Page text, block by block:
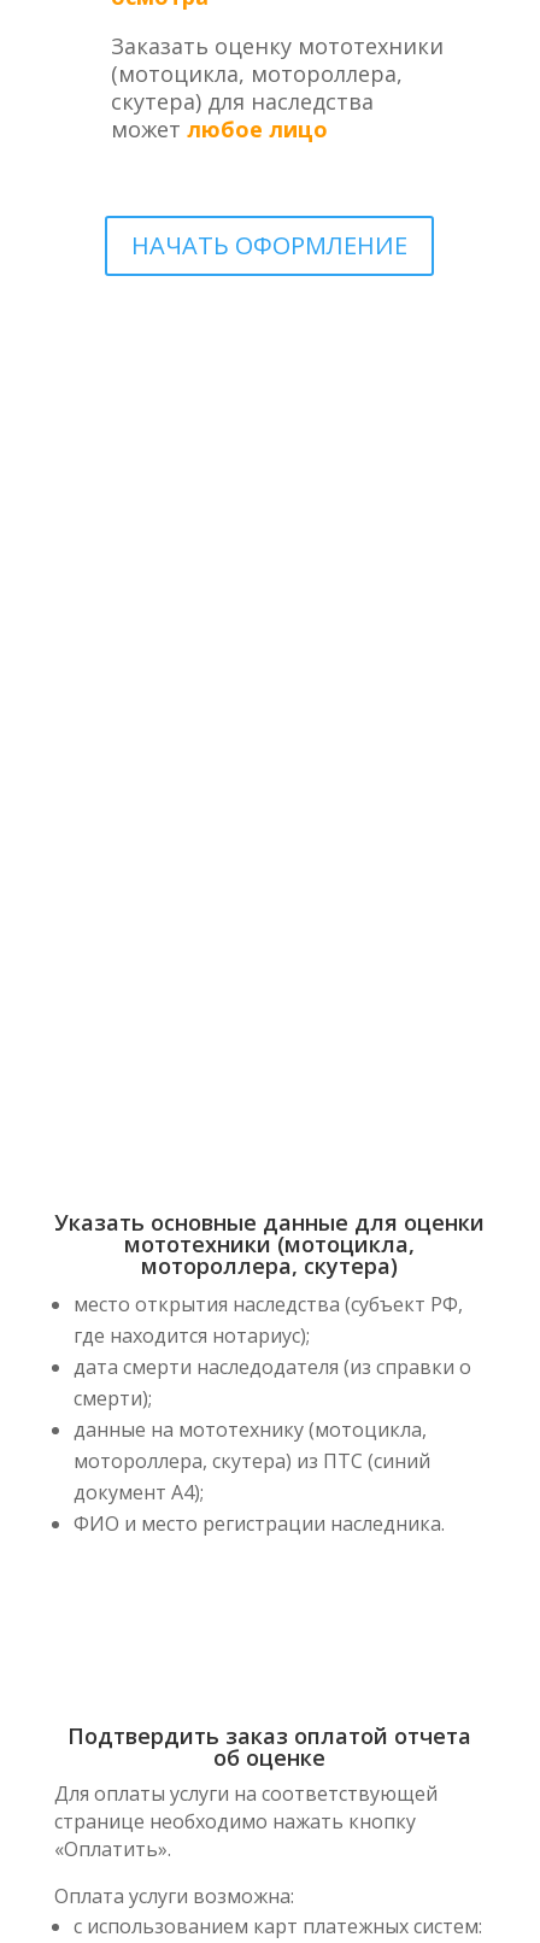
Заказать оценку мототехники
(мотоцикла, мотороллера,
скутера) для наследства
может любое лицо
НАЧАТЬ ОФОРМЛЕНИЕ
Указать основные данные для оценки
мототехники (мотоцикла,
мотороллера, скутера)
место открытия наследства (субъект РФ,
где находится нотариус);
дата смерти наследодателя (из справки о
смерти);
данные на мототехнику (мотоцикла,
мотороллера, скутера) из ПТС (синий
документ А4);
ФИО и место регистрации наследника.
Подтвердить заказ оплатой отчета
об оценке
Для оплаты услуги на соответствующей
странице необходимо нажать кнопку
«Оплатить».
Оплата услуги возможна:
с использованием карт платежных систем: